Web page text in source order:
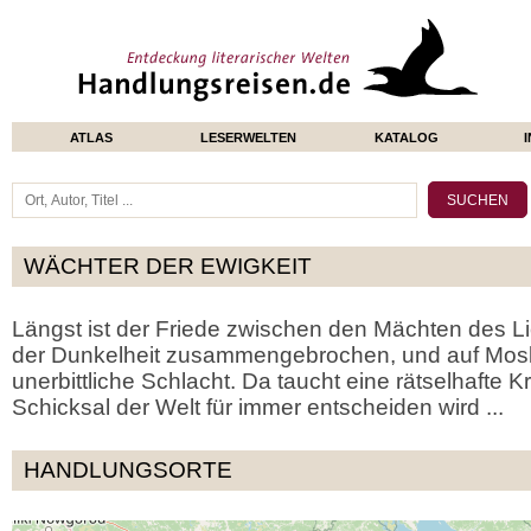
ATLAS LESERWELTEN KATALOG
WÄCHTER DER EWIGKEIT
Längst ist der Friede zwischen den Mächten des
der Dunkelheit zusammengebrochen, und auf
unerbittliche Schlacht. Da taucht eine rätselhafte
Schicksal der Welt für immer entscheiden wird ...
HANDLUNGSORTE